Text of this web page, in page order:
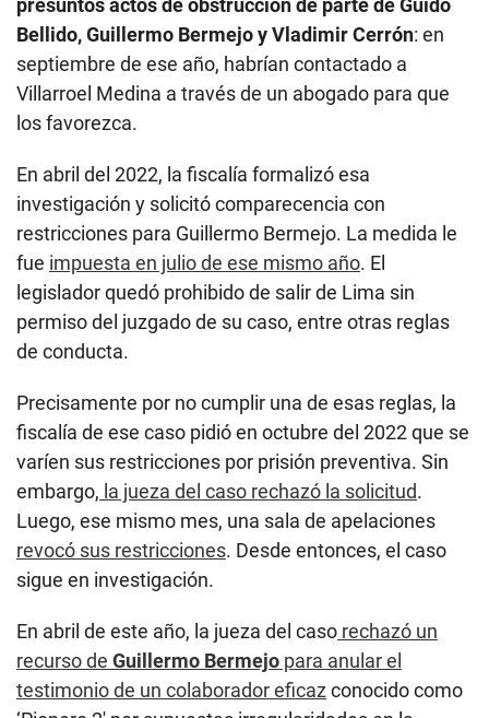
En abril del 2022, la fiscalía formalizó esa
investigación y solicitó comparecencia con
restricciones para Guillermo Bermejo. La medida le
fueimpuesta en julio de ese mismo año
. El
permiso del juzgado de su caso, entre otras reglas
de conducta.
Precisamente por no cumplir una de esas reglas, la
fiscalía de ese caso pidió en octubre del 2022 que se
varíen sus restricciones por prisión preventiva. Sin
embargo,
la jueza del caso rechazó la solicitud.
revocó sus restricciones. Desde entonces, el caso
sigue en investigación.
En abril de este año, la jueza del caso
rechazó un
recurso deGuillermo Bermejopara anular el
testimonio de un colaborador eficaz
conocido como
‘Pionero 2′ por supuestas irregularidades en la
diligencia de su declaración. El último viernes, la
defensa del congresista insistió con su solicitud ante
una segunda instancia, que deberá pronunciarse en
los próximos días.